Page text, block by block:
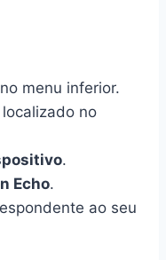
no menu inferior.
localizado no
.
Echo.
ao seu